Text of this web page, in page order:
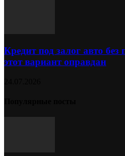
Кредит под залог авто
этот вариант оправдан